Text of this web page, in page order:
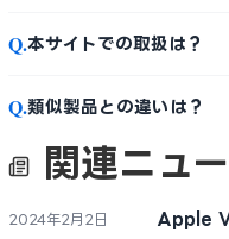
Q.本サイトでの取扱は？
Q.類似製品との違いは？
関連ニュ
2024年2月2日 Apple